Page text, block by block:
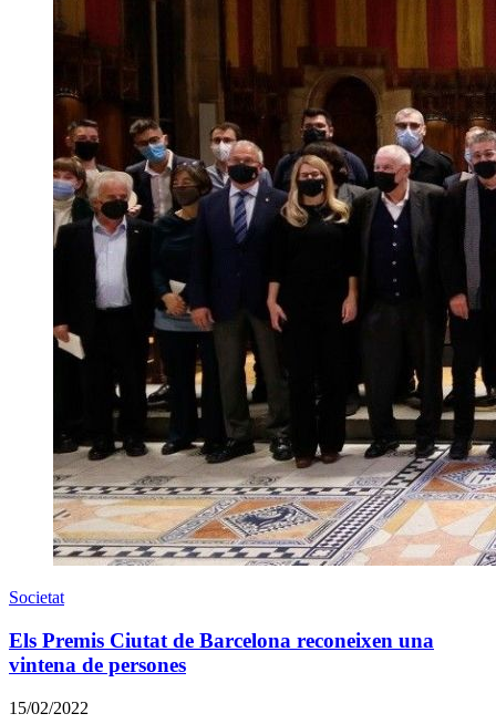
Societat
Els Premis Ciutat de Barcelona reconeixen una
vintena de persones
15/02/2022